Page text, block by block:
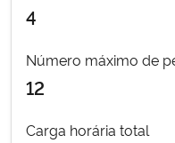
Ministério da Mulher, da Família e
Secretaria-Geral
4
Número máximo de
12
Carga horária total